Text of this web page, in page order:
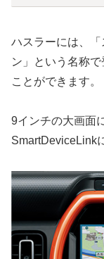
ハスラーには、
ン」という名称
ことができます。
9インチの大画面
SmartDeviceLink